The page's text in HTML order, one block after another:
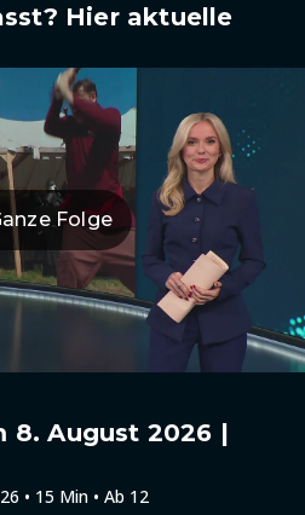
Hier aktuelle
Folge
8. August 2026 |
• 15 Min • Ab 12